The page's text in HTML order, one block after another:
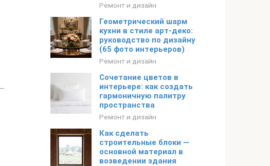
Ремонт и дизайн
Геометрический шарм
кухни в стиле арт-деко:
руководство по дизайну
(65 фото интерьеров)
Ремонт и дизайн
Сочетание цветов в
интерьере: как создать
гармоничную палитру
пространства
Ремонт и дизайн
Как сделать
строительные блоки —
основной материал в
возведении здания